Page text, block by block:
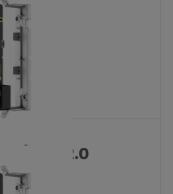
10427
Unit 2.0
10428